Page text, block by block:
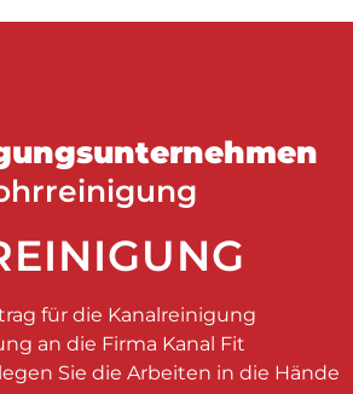
für die Kanalreinigung
an die Firma Kanal Fit
Sie die Arbeiten in die Hände